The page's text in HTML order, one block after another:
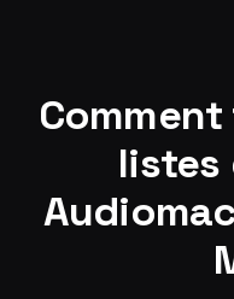
listes